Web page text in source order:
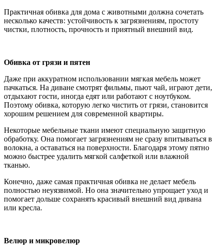
Практичная обивка для дома с животными должна сочетать
несколько качеств: устойчивость к загрязнениям, простоту
чистки, плотность, прочность и приятный внешний вид.
Обивка от грязи и пятен
Даже при аккуратном использовании мягкая мебель может
пачкаться. На диване смотрят фильмы, пьют чай, играют дети,
отдыхают гости, иногда едят или работают с ноутбуком.
Поэтому обивка, которую легко чистить от грязи, становится
хорошим решением для современной квартиры.
Некоторые мебельные ткани имеют специальную защитную
обработку. Она помогает загрязнениям не сразу впитываться в
волокна, а оставаться на поверхности. Благодаря этому пятно
можно быстрее удалить мягкой салфеткой или влажной
тканью.
Конечно, даже самая практичная обивка не делает мебель
полностью неуязвимой. Но она значительно упрощает уход и
помогает дольше сохранять красивый внешний вид дивана
или кресла.
Велюр и микровелюр